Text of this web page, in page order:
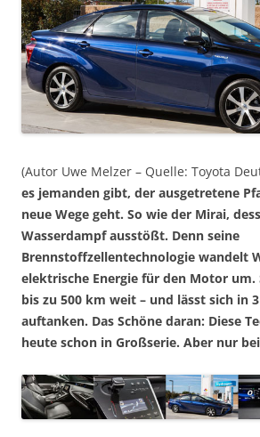
(Autor Uwe Melzer – Quelle: Toyota
es jemanden gibt, der ausgetretene
neue Wege geht. So wie der Mirai,
Wasserdampf ausstößt. Denn seine
Brennstoffzellentechnologie wandelt
elektrische Energie für den Motor
bis zu 500 km weit – und lässt sich in
auftanken. Das Schöne daran: Diese
heute schon in Großserie. Aber nur